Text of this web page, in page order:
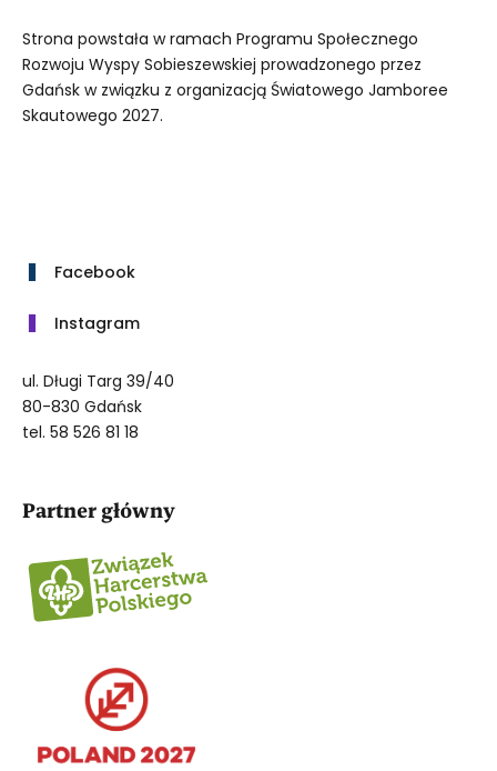
Strona powstała w ramach Programu Społecznego
Rozwoju Wyspy Sobieszewskiej prowadzonego przez
Gdańsk w związku z organizacją Światowego Jamboree
Skautowego 2027.
Facebook
Instagram
ul. Długi Targ 39/40
80-830 Gdańsk
tel. 58 526 81 18
Partner główny